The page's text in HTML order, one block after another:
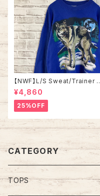
【NWF】L/S Sweat/Trainer L
90s Made in USA スウェット
トレーナー 企業モノ ウルフ フル
ムーン オオカミ 満月 USA製 ア
メリカ USA 古着
¥4,860
25%OFF
CATEGORY
TOPS